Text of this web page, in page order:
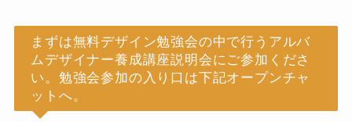
まずは無料デザイン勉強会の中で行うアルバ
ムデザイナー養成講座説明会にご参加くださ
い。勉強会参加の入り口は下記オープンチャ
ットへ。